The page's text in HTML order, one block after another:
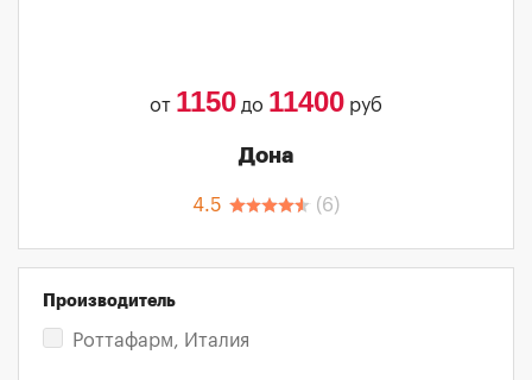
от 1150 до 11400 руб
Дона
4.5 (6)
Производитель
Роттафарм, Италия